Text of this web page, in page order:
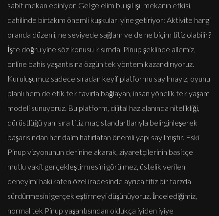
sabit mekan ediniyor. Gel gelelim bu ışıl ışıl mekanın etkisi,
dahilinde birtakım önemli kuşkuları yine getiriyor: Aktivite hangi
oranda düzenli, ne seviyede sağlam ve de ne biçim titiz olabilir?
İşte doğru yine söz konusu kısımda, Pinup şeklinde ailemiz,
online bahis yaşantısına özgün tek yöntem kazandırıyoruz.
Kuruluşumuz sadece sıradan keyif platformu sayılmayız, oyunu
planlı hem de etik tek tavırla bağlayan, insan yönelik tek yaşam
modeli sunuyoruz. Bu platform, dijital haz alanında nitelikliği,
dürüstlüğü yanı sıra titiz maç standartlarıyla belirginleşerek
başarısından her daim hatırlatan önemli yapı sayılmıştır. Eski
Pinup vizyonunun derinine akarak, ziyaretçilerinin basitçe
mutlu vakit gerçekleştirmesini görülmez, üstelik verilen
deneyimi hakikaten özel iradesinde ayrıca titiz bir tarzda
sürdürmesini gerçekleştirmeyi düşünüyoruz. İncelediğimiz,
normal tek Pinup yaşantısından oldukça iyiden iyiye